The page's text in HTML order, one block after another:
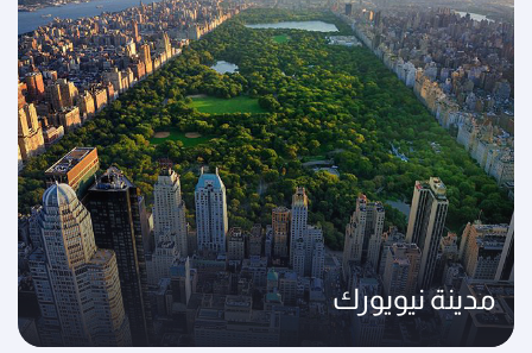
مدينة نيويورك